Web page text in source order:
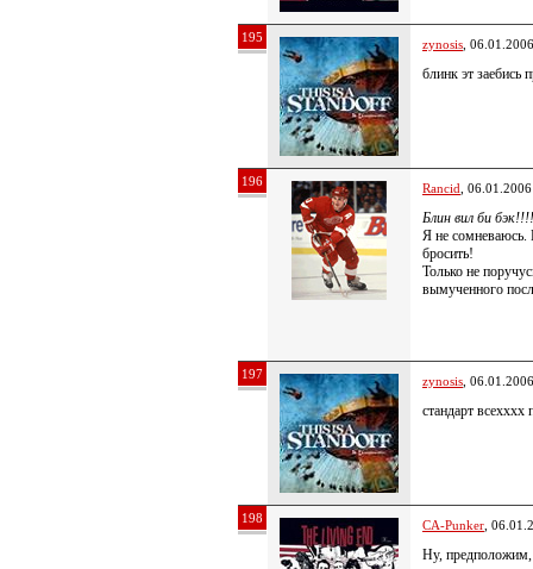
195 zynosis ,
блинк эт заебись
196 Rancid ,
Блин вил би бэк!!!!
Я не сомневаюсь.
бросить!
Только не
вымученного
197 zynosis ,
стандарт всехххх
198 CA-Punker ,
Ну,